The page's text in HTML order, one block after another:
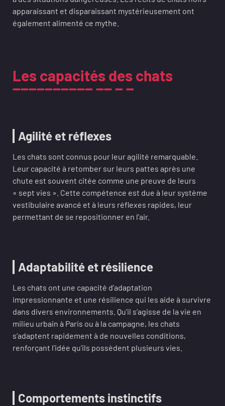
apparaissant et disparaissant mystérieusement ont
également alimenté ce mythe.
Les capacités des chats
Agilité et réflexes
Les chats sont connus pour leur agilité remarquable.
Leur capacité à retomber sur leurs pattes après une
chute est souvent citée comme une preuve de leurs
« sept vies ». Cette compétence est due à leur système
vestibulaire avancé et à leurs réflexes rapides, leur
permettant de se repositionner en l’air.
Adaptabilité et résilience
Les chats ont une capacité d’adaptation
impressionnante et une résilience qui les aide à survivre
dans divers environnements. Qu’il s’agisse de la vie en
milieu urbain à Paris ou à la campagne, les chats
s’adaptent rapidement à de nouvelles conditions,
renforçant l’idée qu’ils possèdent plusieurs vies.
Comportements instinctifs